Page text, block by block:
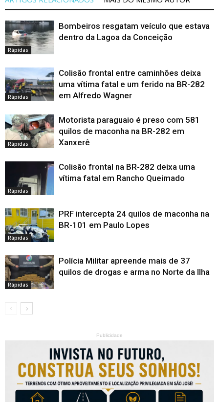
Rápidas
Bombeiros resgatam veículo que estava
dentro da Lagoa da Conceição
Rápidas
Colisão frontal entre caminhões deixa
uma vítima fatal e um ferido na BR-282
em Alfredo Wagner
Rápidas
Motorista paraguaio é preso com 581
quilos de maconha na BR-282 em
Xanxerê
Rápidas
Colisão frontal na BR-282 deixa uma
vítima fatal em Rancho Queimado
Rápidas
PRF intercepta 24 quilos de maconha na
BR-101 em Paulo Lopes
Rápidas
Polícia Militar apreende mais de 37
quilos de drogas e arma no Norte da Ilha
Publicidade